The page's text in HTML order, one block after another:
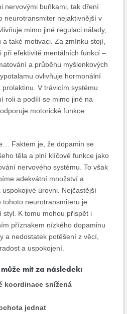
nervovými buňkami, tak dření
neurotransmiter nejaktivnější v
mimo jiné regulaci nálady,
také motivaci. Za zmínku stojí,
při efektivitě mentálních funkcí –
a průběhu myšlenkových
ovlivňuje hormonální
V trávicím systému
roli a podílí se mimo jiné na
motorické funkce
Faktem je, že dopamin se
těla a plní klíčové funkce jako
nervového systému. To však
adekvátní množství a
úrovni. Nejčastější
neurotransmiteru je
styl. K tomu mohou přispět i
příznakem nízkého dopaminu
a nedostatek potěšení z věcí,
a uspokojení.
mít za následek:
koordinace snížená
jednat